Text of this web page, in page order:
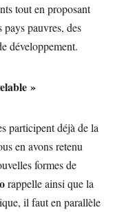
tout en proposant
pauvres, des
développement.
»
participent déjà de la
en avons retenu
formes de
rappelle ainsi que la
il faut en parallèle